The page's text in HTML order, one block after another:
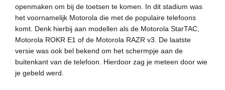
openmaken om bij de toetsen te komen. In dit stadium was
het voornamelijk Motorola die met de populaire telefoons
komt. Denk hierbij aan modellen als de Motorola StarTAC,
Motorola ROKR E1 of de Motorola RAZR v3. De laatste
versie was ook bel bekend om het schermpje aan de
buitenkant van de telefoon. Hierdoor zag je meteen door wie
je gebeld werd.